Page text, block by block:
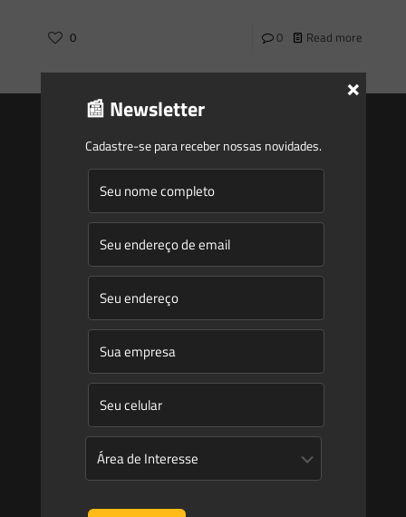
0 0 Read more
Quem Somos
Atuação
Equipe
Publicações
Artigos
Novidades Legislativas
📰 Newsletter
Cadastre-se para receber nossas novidades.
×